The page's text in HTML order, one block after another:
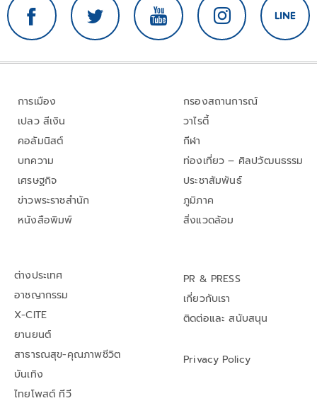
การเมือง
เปลว สีเงิน
คอลัมนิสต์
บทความ
เศรษฐกิจ
ข่าวพระราชสำนัก
หนังสือพิมพ์
กรองสถานการณ์
วาไรตี้
กีฬา
ท่องเที่ยว – ศิลปวัฒนธรรม
ประชาสัมพันธ์
ภูมิภาค
สิ่งแวดล้อม
ต่างประเทศ
อาชญากรรม
X-CITE
ยานยนต์
สาธารณสุข-คุณภาพชีวิต
บันเทิง
ไทยโพสต์ ทีวี
PR & PRESS
เกี่ยวกับเรา
ติดต่อและ สนับสนุน
Privacy Policy